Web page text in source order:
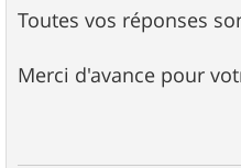
Toutes vos réponses
Merci d'avance pour